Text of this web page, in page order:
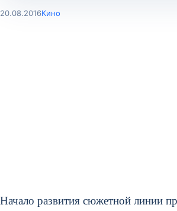
20.08.2016Кино
Начало развития сюжетной линии